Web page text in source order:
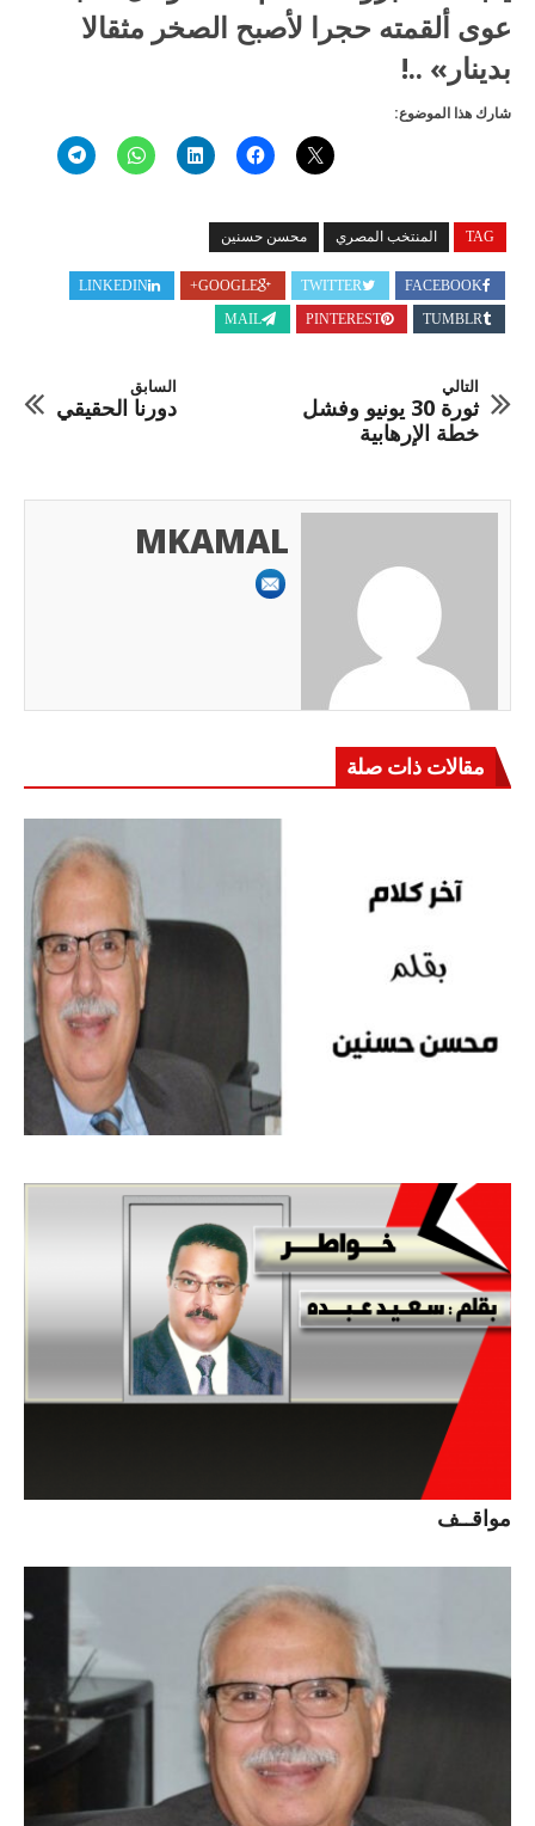
عوى ألقمته حجرا لأصبح الصخر مثقالا
بدينار» ..!
شارك هذا الموضوع:
TAG المنتخب المصري محسن حسنين
FACEBOOK
TWITTER
GOOGLE+
LINKEDIN
TUMBLR
PINTEREST
MAIL
السابق
دورنا الحقيقي
التالي
ثورة 30 يونيو وفشل
خطة الإرهابية
MKAMAL
مقالات ذات صلة
مواقــف